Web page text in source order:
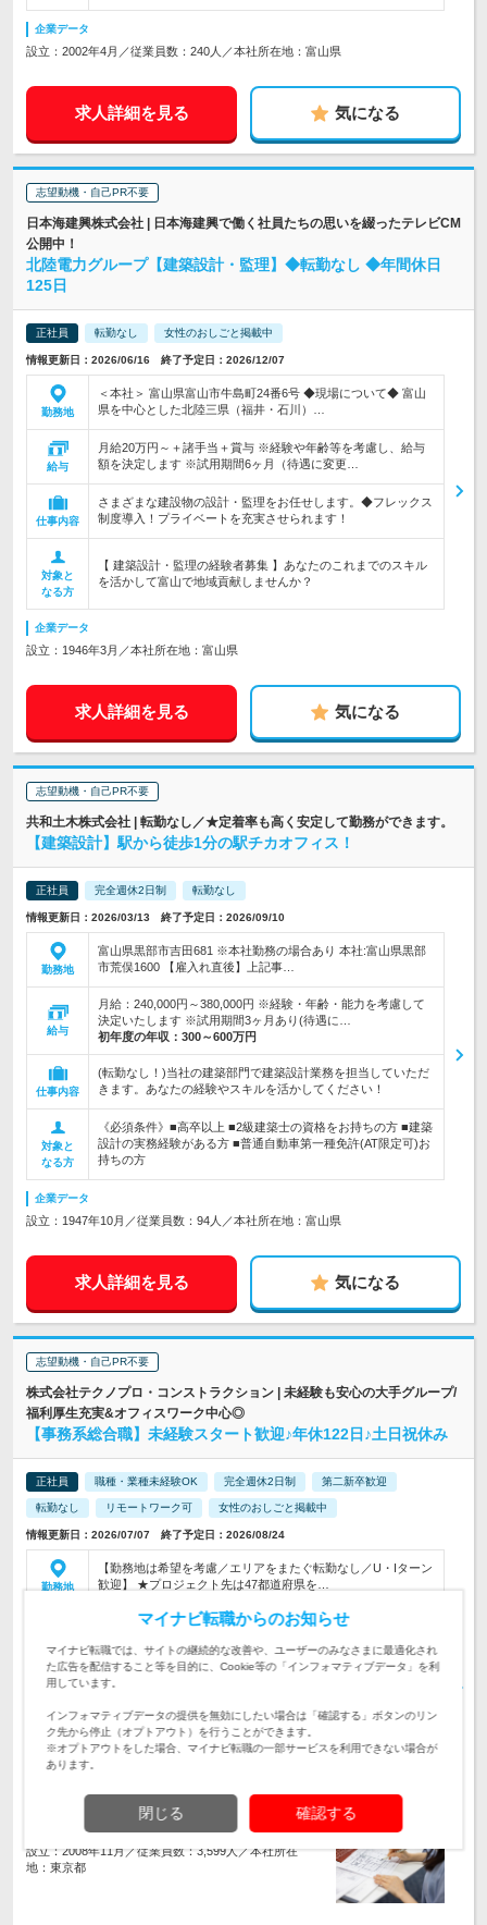
企業データ
設立：2002年4月／従業員数：240人／本社所在地：富山県
求人詳細を見る 気になる
志望動機・自己PR不要
日本海建興株式会社 | 日本海建興で働く社員たちの思いを綴ったテレビCM
公開中！
北陸電力グループ【建築設計・監理】◆転勤なし ◆年間休日
125日
正社員 転勤なし 女性のおしごと掲載中
情報更新日：2026/06/16 終了予定日：2026/12/07
勤務地
＜本社＞ 富山県富山市牛島町24番6号 ◆現場について◆ 富山
県を中心とした北陸三県（福井・石川）…
給与
月給20万円～＋諸手当＋賞与 ※経験や年齢等を考慮し、給与
額を決定します ※試用期間6ヶ月（待遇に変更…
仕事内容
さまざまな建設物の設計・監理をお任せします。◆フレックス
制度導入！プライベートを充実させられます！
対象と
なる方
【 建築設計・監理の経験者募集 】あなたのこれまでのスキル
を活かして富山で地域貢献しませんか？
企業データ
設立：1946年3月／本社所在地：富山県
求人詳細を見る 気になる
志望動機・自己PR不要
共和土木株式会社 | 転勤なし／★定着率も高く安定して勤務ができます。
【建築設計】駅から徒歩1分の駅チカオフィス！
正社員 完全週休2日制 転勤なし
情報更新日：2026/03/13 終了予定日：2026/09/10
勤務地
富山県黒部市吉田681 ※本社勤務の場合あり 本社:富山県黒部
市荒俣1600 【雇入れ直後】上記事…
給与
月給：240,000円～380,000円 ※経験・年齢・能力を考慮して
決定いたします ※試用期間3ヶ月あり(待遇に…
初年度の年収： 300～600万円
仕事内容
(転勤なし！)当社の建築部門で建築設計業務を担当していただ
きます。あなたの経験やスキルを活かしてください！
対象と
なる方
《必須条件》■高卒以上 ■2級建築士の資格をお持ちの方 ■建築
設計の実務経験がある方 ■普通自動車第一種免許(AT限定可)お
持ちの方
企業データ
設立：1947年10月／従業員数：94人／本社所在地：富山県
求人詳細を見る 気になる
志望動機・自己PR不要
株式会社テクノプロ・コンストラクション | 未経験も安心の大手グループ/
福利厚生充実&オフィスワーク中心◎
【事務系総合職】未経験スタート歓迎♪年休122日♪土日祝休み
正社員 職種・業種未経験OK 完全週休2日制 第二新卒歓迎
転勤なし リモートワーク可 女性のおしごと掲載中
情報更新日：2026/07/07 終了予定日：2026/08/24
勤務地
【勤務地は希望を考慮／エリアをまたぐ転勤なし／U・Iターン
歓迎】 ★プロジェクト先は47都道府県を…
給与
給与は下記（1）～（3）いずれか、 希望も考慮したうえで提
初年度の年収：318～600万円
仕事内容
「建設業界って難しそう」…そのイメージ、ここでは不要！
ート★充実のサポート体制あり
志望動機はなんでもOK！「通勤のしやすさ重視」「レベルの
企業データ
設立：2008年11月／従業員数：3,599人／本社所在
地：東京都
マイナビ転職からのお知らせ
マイナビ転職では、サイトの継続的な改善や、ユーザーのみなさまに最適化され
た広告を配信すること等を目的に、Cookie等の「インフォマティブデータ」を利
用しています。
インフォマティブデータの提供を無効にしたい場合は「確認する」ボタンのリン
ク先から停止（オプトアウト）を行うことができます。
※オプトアウトをした場合、マイナビ転職の一部サービスを利用できない場合が
あります。
閉じる 確認する